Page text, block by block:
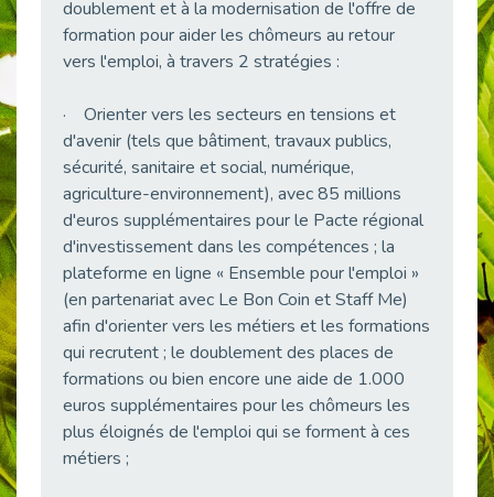
Synergie partenariale pour l'Inclusion Professionnelle chez Orange
Publié le 16/03/2026
21 Mars : Plus qu’un symbole, un engagement pour l’inclusion
Publié le 16/03/2026
Décret de renouvellement de l'aide aux employeurs d'apprentis
Publié le 13/03/2026
Développer la pair-aidance en santé mentale : guide pour les employeurs
Publié le 13/03/2026
Publié le 13/03/2026
Troubles DYS et monde du travail : mieux comprendre pour mieux accompagner _ vidéo
Publié le 13/03/2026
Employeurs privés et publics : vigilance face aux démarchages liés à l’OETH en 2026
Publié le 10/03/2026
doublement et à la modernisation de l'offre de
formation pour aider les chômeurs au retour
vers l'emploi, à travers 2 stratégies :
· Orienter vers les secteurs en tensions et
d'avenir (tels que bâtiment, travaux publics,
sécurité, sanitaire et social, numérique,
agriculture-environnement), avec 85 millions
d'euros supplémentaires pour le Pacte régional
d'investissement dans les compétences ; la
plateforme en ligne « Ensemble pour l'emploi »
(en partenariat avec Le Bon Coin et Staff Me)
afin d'orienter vers les métiers et les formations
qui recrutent ; le doublement des places de
formations ou bien encore une aide de 1.000
euros supplémentaires pour les chômeurs les
plus éloignés de l'emploi qui se forment à ces
métiers ;